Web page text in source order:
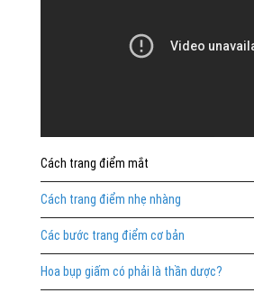
Cách trang điểm mắt
Cách trang điểm nhẹ nhàng
Các bước trang điểm cơ bản
Hoa bụp giấm có phải là thần dược?